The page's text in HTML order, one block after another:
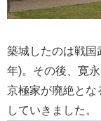
築城したのは戦国
年)。その後、寛
京極家が廃絶とな
していきました。